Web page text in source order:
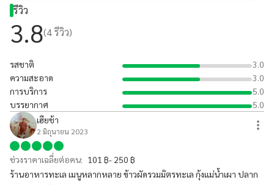
รีวิว
3.8(4รีวิว)
รสชาติ
3.0
ความสะอาด
3.0
การบริการ
5.0
บรรยากาศ
5.0
เฮียช้า
2 มิถุนายน 2023
ช่วงราคาเฉลี่ยต่อคน: 101 ฿- 250 ฿
ร้านอาหารทะเล เมนูหลากหลาย ข้าวผัดรวมมิตรทะเล กุ้งแม่น้ำเผา ปลาก